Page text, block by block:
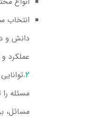
انتخاب
دانش و
عملکرد
مسئله
مسائل،